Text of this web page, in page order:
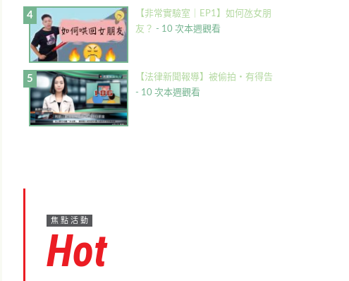
【非常實驗室｜EP1】如何氹女朋
友？ - 10 次本週觀看
【法律新聞報導】被偷拍・有得告
- 10 次本週觀看
焦點活動
Hot